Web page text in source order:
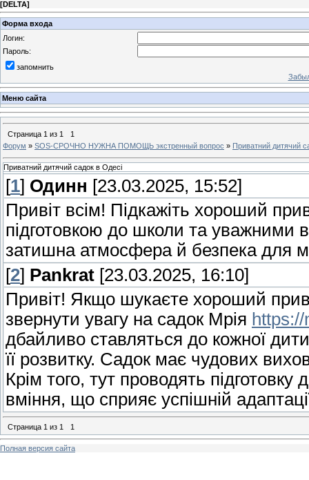
[DELTA]
Форма входа
Логин:
Пароль:
запомнить
Меню сайта
Страница 1 из 1
1
Форум » SOS-СРОЧНО НУЖНА ПОМОЩЬ экстренный вопрос » Приватний дитячий
Приватний дитячий садок в Одесі
[1] Одинн [23.03.2025, 15:52]
Привіт всім! Підкажіть хороший
підготовкою до школи та
затишна атмосфера й безпека для
[2] Pankrat [23.03.2025, 16:10]
Привіт! Якщо шукаєте хороший
звернути увагу на садок Мрія
дбайливо ставляться до кожної
її розвитку. Садок має чудових
Крім того, тут проводять
вміння, що сприяє успішній
Страница 1 из 1 1
Полная версия сайта